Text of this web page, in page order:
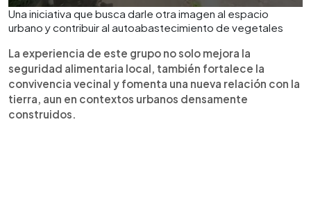
Una iniciativa que busca darle otra imagen al espacio
urbano y contribuir al autoabastecimiento de vegetales
La experiencia de este grupo no solo mejora la
seguridad alimentaria local, también fortalece la
convivencia vecinal y fomenta una nueva relación con la
tierra, aun en contextos urbanos densamente
construidos.